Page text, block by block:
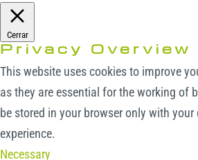
Cerrar
Privacy Overview
This website uses cookies to improve
as they are essential for the working of
be stored in your browser only with
experience.
Necessary